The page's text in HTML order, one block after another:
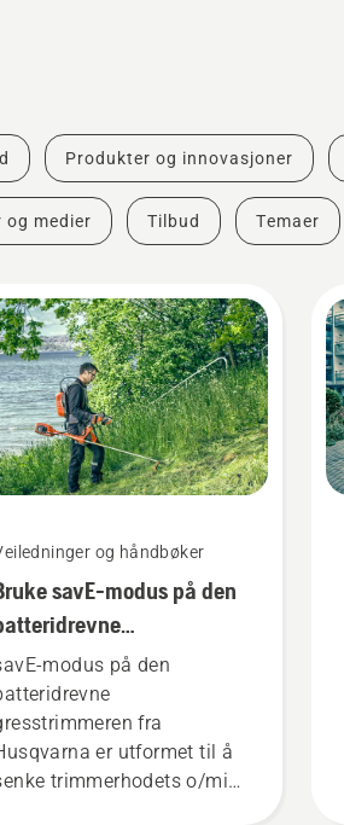
Produkter og innovasjoner
og medier Tilbud Temaer
og håndbøker
savE-modus på den
modus på den
fra
er utformet til å
trimmerhodets o/min